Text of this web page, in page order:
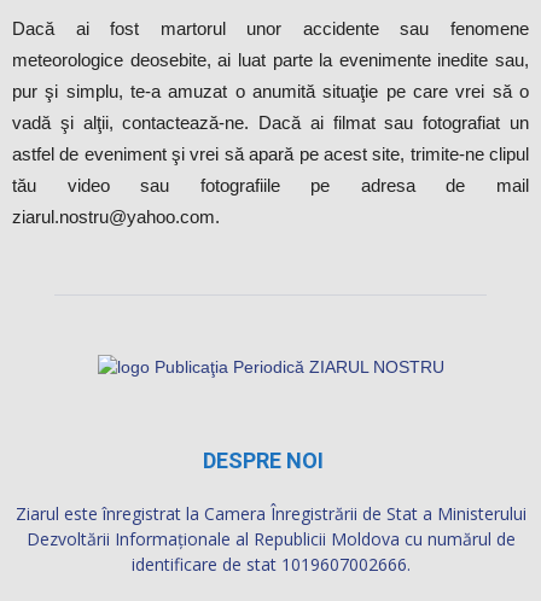
Dacă ai fost martorul unor accidente sau fenomene
meteorologice deosebite, ai luat parte la evenimente inedite sau,
pur şi simplu, te-a amuzat o anumită situaţie pe care vrei să o
vadă şi alţii, contactează-ne. Dacă ai filmat sau fotografiat un
astfel de eveniment şi vrei să apară pe acest site, trimite-ne clipul
tău video sau fotografiile pe adresa de mail
ziarul.nostru@yahoo.com.
DESPRE NOI
Ziarul este înregistrat la Camera Înregistrării de Stat a Ministerului
Dezvoltării Informaţionale al Republicii Moldova cu numărul de
identificare de stat 1019607002666.